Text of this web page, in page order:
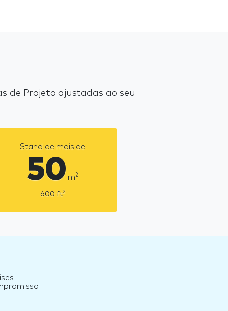
de Projeto ajustadas ao seu
Stand de mais de
50 m2
600 ft2